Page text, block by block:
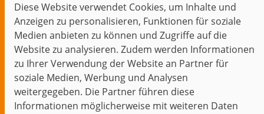
Diese Website verwendet Cookies, um Inhalte und
Anzeigen zu personalisieren, Funktionen für soziale
Medien anbieten zu können und Zugriffe auf die
Website zu analysieren. Zudem werden Informationen
zu Ihrer Verwendung der Website an Partner für
soziale Medien, Werbung und Analysen
weitergegeben. Die Partner führen diese
Informationen möglicherweise mit weiteren Daten
Themen im Fokus
Events
Start Datenschutz Impressum
Kontakt